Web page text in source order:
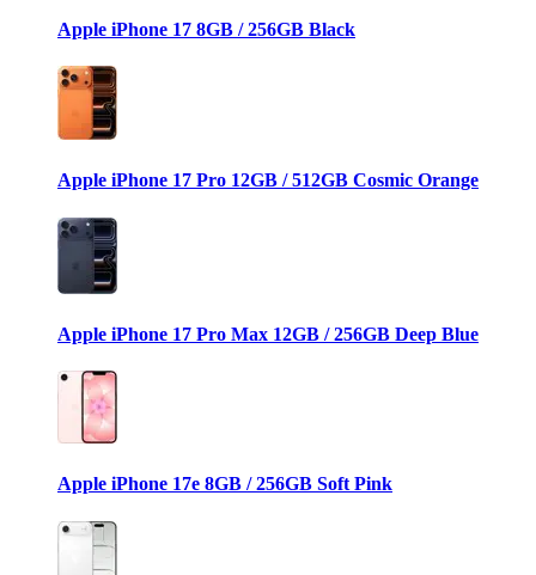
Apple iPhone 17 8GB / 256GB Black
Apple iPhone 17 Pro 12GB / 512GB Cosmic Orange
Apple iPhone 17 Pro Max 12GB / 256GB Deep Blue
Apple iPhone 17e 8GB / 256GB Soft Pink